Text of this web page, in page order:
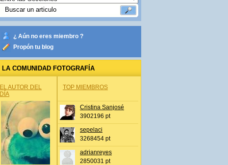
¿ Aún no eres miembro ?
Propón tu blog
LA COMUNIDAD FOTOGRAFÍA
EL AUTOR DEL
DÍA
TOP MIEMBROS
Cristina Sanjosé
3902196 pt
sepelaci
3268454 pt
adrianreyes
2850031 pt